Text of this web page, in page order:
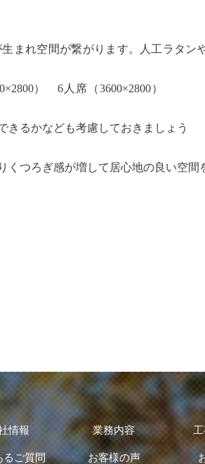
まれ空間が繋がります。人工ラタン
） 6人席（3600×2800
きるかなども考慮しておきましょう
くつろぎ感が増して居心地の良い空間
情報 業務内容
るご質問 お客様の声